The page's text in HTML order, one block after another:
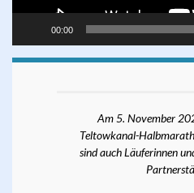
00:00
Am 5. November
Teltowkanal-
sind auch Läuferinnen